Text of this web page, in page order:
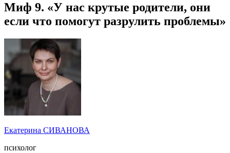
Миф 9. «У нас крутые родители, они
если что помогут разрулить проблемы»
Екатерина СИВАНОВА
психолог